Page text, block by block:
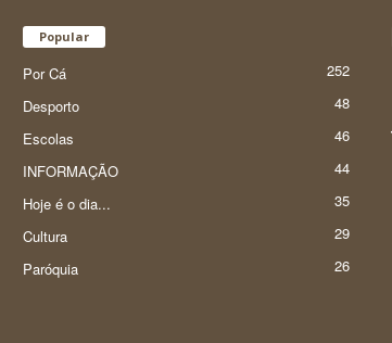
Popular
Por Cá
252
Desporto
48
Escolas
46
INFORMAÇÃO
44
Hoje é o dia...
35
Cultura
29
Paróquia
26